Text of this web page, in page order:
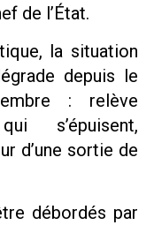
de l’État.
la situation
depuis le
: relève
s’épuisent,
d’une sortie de
débordés par